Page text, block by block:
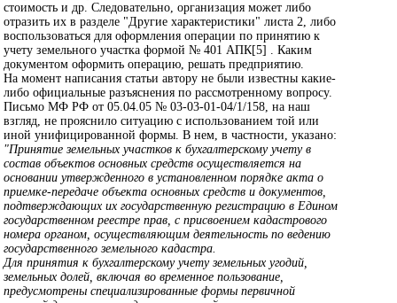
стоимость и др. Следовательно, организация может либо
отразить их в разделе "Другие характеристики" листа 2, либо
воспользоваться для оформления операции по принятию к
учету земельного участка формой № 401 АПК[5] . Каким
документом оформить операцию, решать предприятию.
На момент написания статьи автору не были известны какие-
либо официальные разъяснения по рассмотренному вопросу.
Письмо МФ РФ от 05.04.05 № 03-03-01-04/1/158, на наш
взгляд, не прояснило ситуацию с использованием той или
иной унифицированной формы. В нем, в частности, указано:
"Принятие земельных участков к бухгалтерскому учету в
состав объектов основных средств осуществляется на
основании утвержденного в установленном порядке акта о
приемке-передаче объекта основных средств и документов,
подтверждающих их государственную регистрацию в Едином
государственном реестре прав, с присвоением кадастрового
номера органом, осуществляющим деятельность по ведению
государственного земельного кадастра.
Для принятия к бухгалтерскому учету земельных угодий,
земельных долей, включая во временное пользование,
предусмотрены специализированные формы первичной